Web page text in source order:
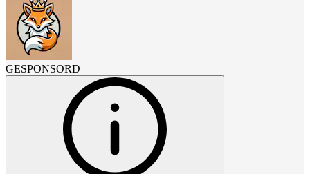
GESPONSORD